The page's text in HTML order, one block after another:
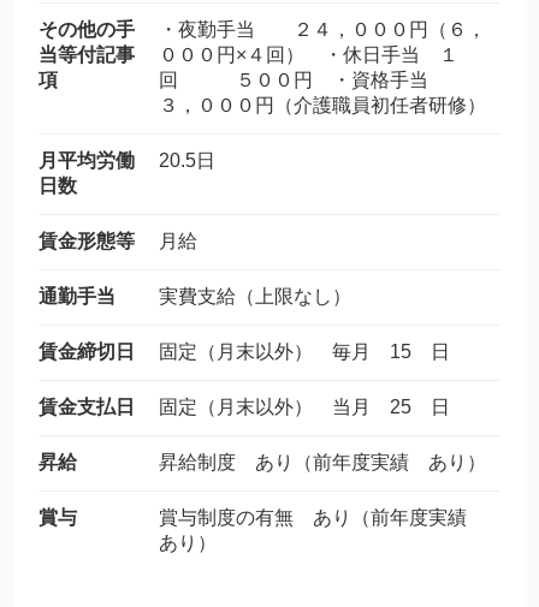
その他の手
当等付記事
項
・夜勤手当 ２４，０００円（６，
０００円×４回） ・休日手当 １
回 ５００円 ・資格手当
３，０００円（介護職員初任者研修）
月平均労働
日数
20.5日
賃金形態等 月給
通勤手当 実費支給（上限なし）
賃金締切日 固定（月末以外） 毎月 15 日
賃金支払日 固定（月末以外） 当月 25 日
昇給 昇給制度 あり（前年度実績 あり）
賞与
賞与制度の有無 あり（前年度実績
あり）